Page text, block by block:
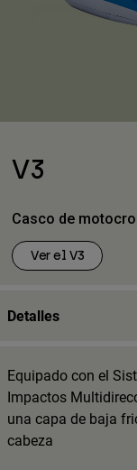
V3
Casco de
Ver el V3
Detalles
Equipado con el
Impactos
una capa de baja
cabeza